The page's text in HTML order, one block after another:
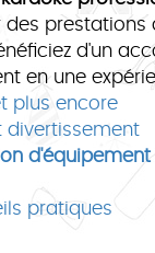
prestations
d'un
en une
plus encore
divertissement
pratiques